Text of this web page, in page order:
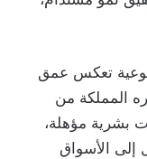
تعكس عمق
المملكة من
بشرية مؤهلة،
إلى الأسواق